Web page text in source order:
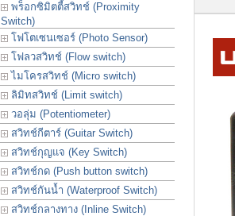
พร็อกซิมิตตี้สวิทช์ (Proximity
Switch)
โฟโตเซนเซอร์ (Photo Sensor)
โฟลวสวิทช์ (Flow switch)
ไมโครสวิทช์ (Micro switch)
ลิมิทสวิทช์ (Limit switch)
วอลุ่ม (Potentiometer)
สวิทช์กีตาร์ (Guitar Switch)
สวิทช์กุญแจ (Key Switch)
สวิทช์กด (Push button switch)
สวิทช์กันน้ำ (Waterproof Switch)
สวิทช์กลางทาง (Inline Switch)